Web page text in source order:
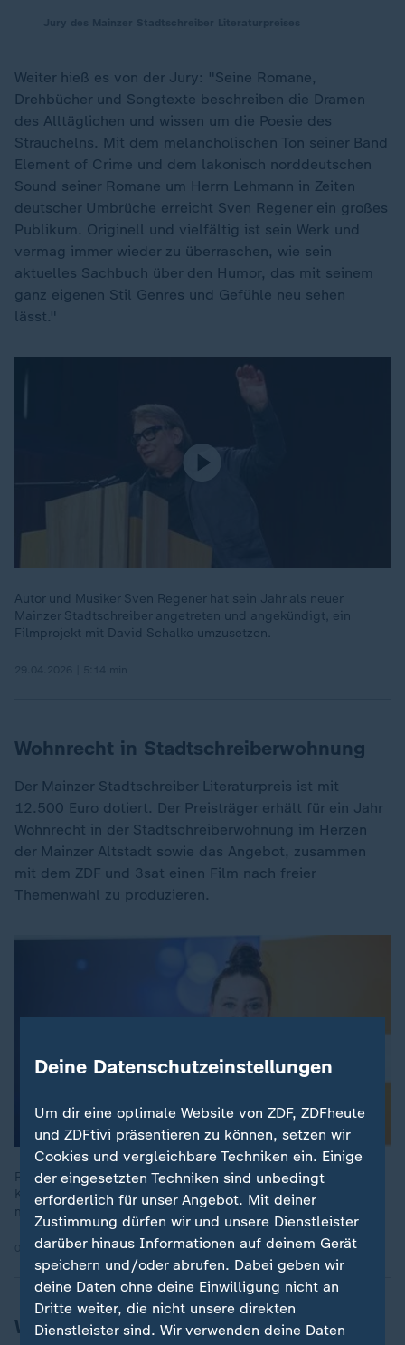
Weiter hieß es von der Jury: "Seine Romane,
Drehbücher und Songtexte beschreiben die Dramen
des Alltäglichen und wissen um die Poesie des
Strauchelns. Mit dem melancholischen Ton seiner Band
Element of Crime und dem lakonisch norddeutschen
Sound seiner Romane um Herrn Lehmann in Zeiten
deutscher Umbrüche erreicht Sven Regener ein großes
Publikum. Originell und vielfältig ist sein Werk und
vermag immer wieder zu überraschen, wie sein
aktuelles Sachbuch über den Humor, das mit seinem
ganz eigenen Stil Genres und Gefühle neu sehen
lässt."
Autor und Musiker Sven Regener hat sein Jahr als neuer
Mainzer Stadtschreiber angetreten und angekündigt, ein
Filmprojekt mit David Schalko umzusetzen.
Wohnrecht in Stadtschreiberwohnung
Der Mainzer Stadtschreiber Literaturpreis ist mit
12.500 Euro dotiert. Der Preisträger erhält für ein Jahr
Wohnrecht in der Stadtschreiberwohnung im Herzen
der Mainzer Altstadt sowie das Angebot, zusammen
mit dem ZDF und 3sat einen Film nach freier
Themenwahl zu produzieren.
Regeners Vorgängerin Annett Gröschner ist mit zwei
Kolleginnen im Zug durch Deutschland gefahren. Wir sprechen
mit ihr über ihre lyrische Entdeckungsreise.
03.03.2026 | 11:42 min
Würdigungen für Sven Regener als
Deine Datenschutzeinstellungen
Um dir eine optimale Website von ZDF, ZDFheute
und ZDFtivi präsentieren zu können, setzen wir
Cookies und vergleichbare Techniken ein. Einige
der eingesetzten Techniken sind unbedingt
erforderlich für unser Angebot. Mit deiner
Zustimmung dürfen wir und unsere Dienstleister
darüber hinaus Informationen auf deinem Gerät
speichern und/oder abrufen. Dabei geben wir
deine Daten ohne deine Einwilligung nicht an
Dritte weiter, die nicht unsere direkten
Dienstleister sind. Wir verwenden deine Daten